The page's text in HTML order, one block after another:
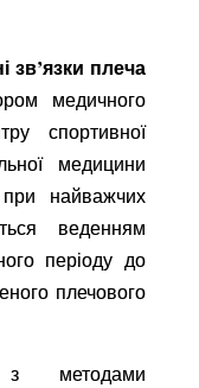
зв’язки плеча
медичного
спортивної
медицини
найважчих
веденням
періоду до
плечового
з методами